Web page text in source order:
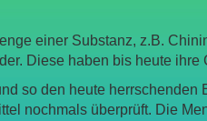
einer Substanz, z.B.
Diese haben bis heute ihre
so den heute herrschenden
nochmals überprüft. Die